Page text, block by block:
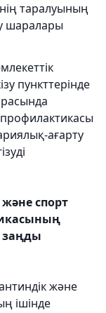
таралуының
шаралары
пункттерінде
ағарту
спорт
заңды
және
ішінде